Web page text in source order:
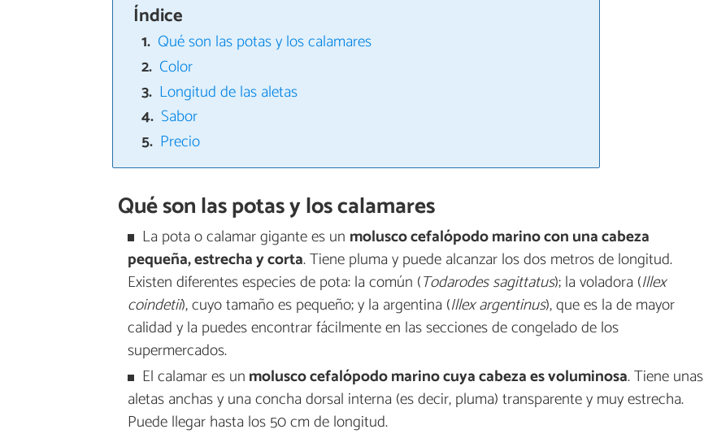
Índice
Qué son las potas y los calamares
Color
Longitud de las aletas
Sabor
Precio
Qué son las potas y los calamares
La pota o calamar gigante es un molusco cefalópodo marino con una cabeza
pequeña, estrecha y corta. Tiene pluma y puede alcanzar los dos metros de longitud.
Existen diferentes especies de pota: la común (Todarodes sagittatus); la voladora (Illex
coindetii), cuyo tamaño es pequeño; y la argentina (Illex argentinus), que es la de mayor
calidad y la puedes encontrar fácilmente en las secciones de congelado de los
supermercados.
El calamar es unmolusco cefalópodo marino cuya cabeza es voluminosa. Tiene unas
aletas anchas y una concha dorsal interna (es decir, pluma) transparente y muy estrecha.
Puede llegar hasta los 50 cm de longitud.